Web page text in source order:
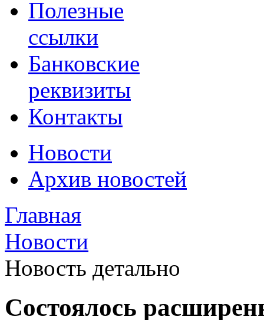
Полезные
ссылки
Банковские
реквизиты
Контакты
Новости
Архив новостей
Главная
Новости
Новость детально
Cостоялось